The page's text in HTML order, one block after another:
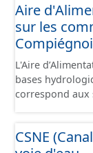
communément
est l’unité
tenant situé
même
est issu
cadastral papier
conventions
(RGF93). Cette ressource propose l'assemblage des
Aire
sur les
L'Aire
bases
correspond aux
correspond : -
CSNE